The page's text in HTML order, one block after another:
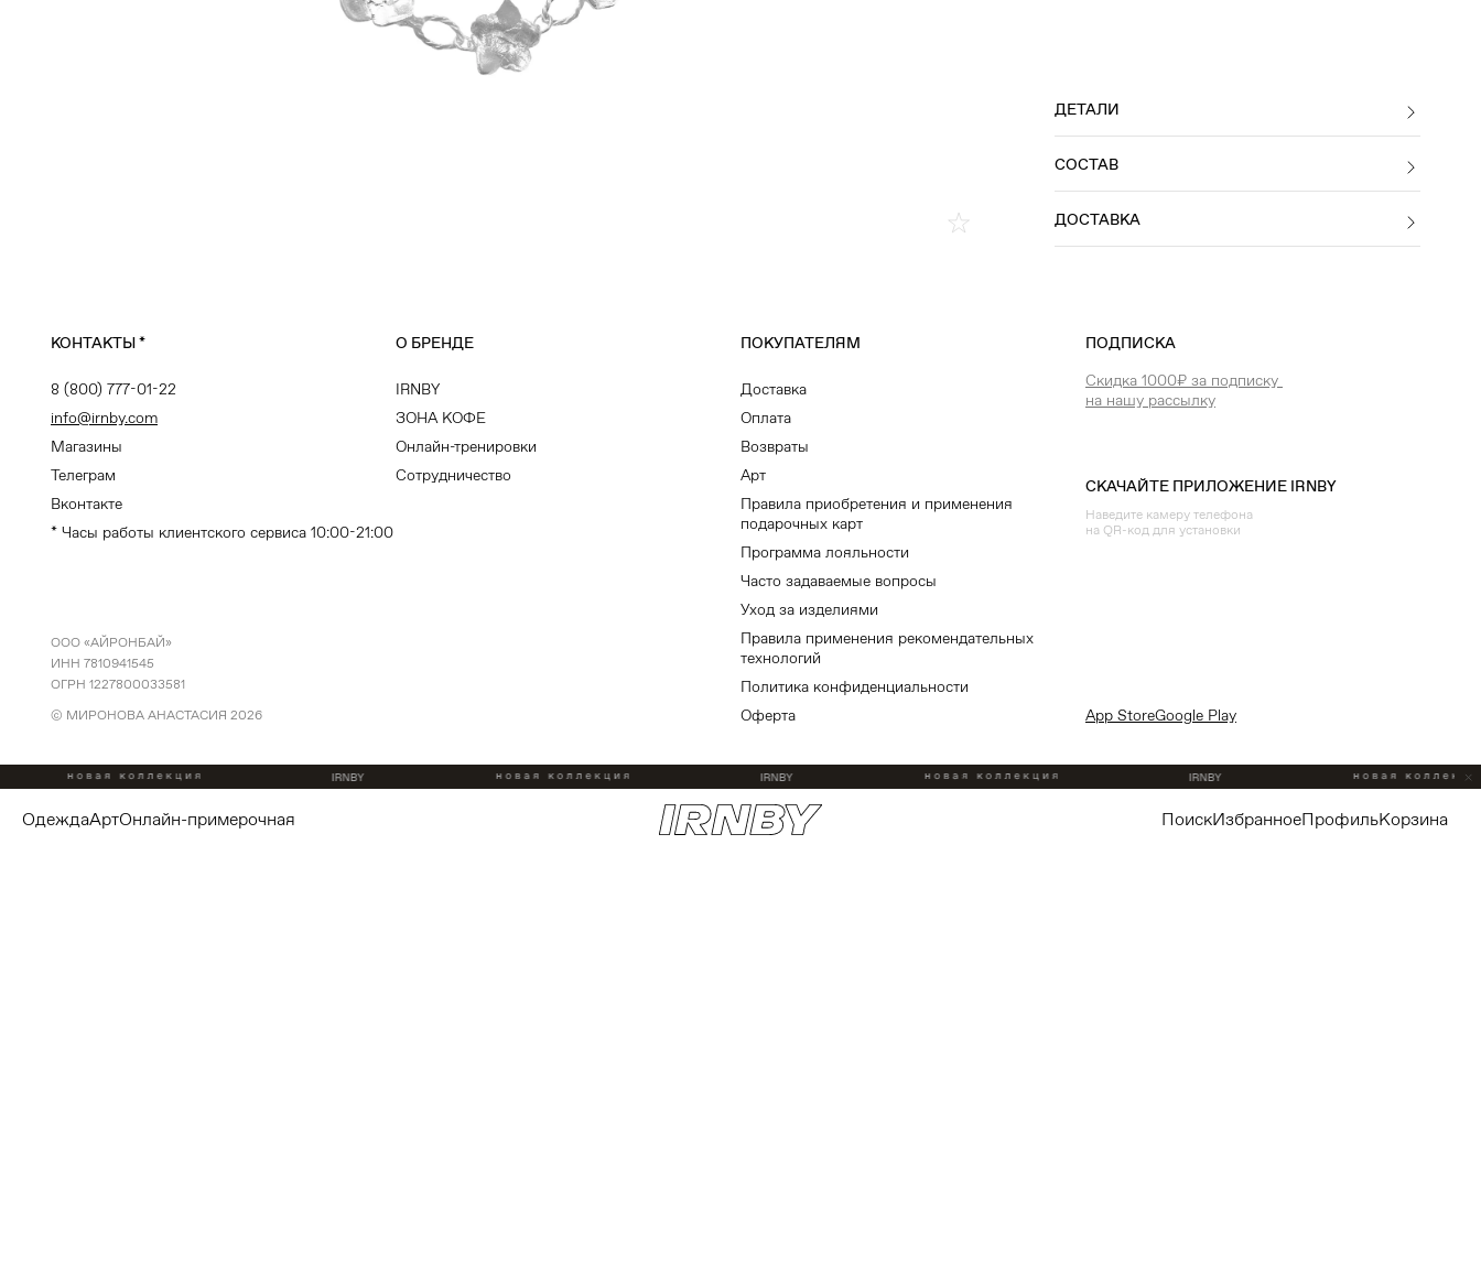
ДЕТАЛИ
СОСТАВ
ДОСТАВКА
КОНТАКТЫ*
8 (800) 777-01-22
info@irnby.com
Магазины
Телеграм
Вконтакте
* Часы работы клиентского сервиса 10:00-21:00
О БРЕНДЕ
IRNBY
ЗОНА КОФЕ
Онлайн-тренировки
Сотрудничество
ПОКУПАТЕЛЯМ
Доставка
Оплата
Возвраты
Арт
Правила приобретения и применения
подарочных карт
Программа лояльности
Часто задаваемые вопросы
Уход за изделиями
Правила применения рекомендательных
технологий
Политика конфиденциальности
Оферта
ПОДПИСКА
Скидка 1000₽ за подписку
на нашу рассылку
СКАЧАЙТЕ ПРИЛОЖЕНИЕ IRNBY
Наведите камеру телефона
на QR-код для установки
App StoreGoogle Play
ООО «АЙРОНБАЙ»
ИНН 7810941545
ОГРН 1227800033581
© МИРОНОВА АНАСТАСИЯ 2026
одежда арт онлайн-примерочная поиск избранное профиль корзина